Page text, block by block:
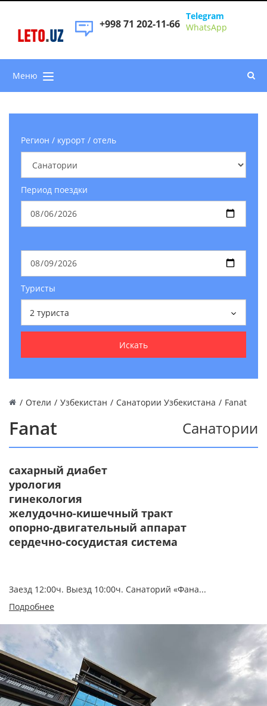
LETO.UZ
+998 71 202-11-66
Telegram
WhatsApp
Меню
Регион / курорт / отель
Период поездки
Туристы
2 туриста
Искать
/ Отели / Узбекистан / Санатории Узбекистана / Fanat
Fanat Санатории
сахарный диабет
урология
гинекология
желудочно-кишечный тракт
опорно-двигательный аппарат
сердечно-сосудистая система
Заезд 12:00ч. Выезд 10:00ч. Санаторий «Фана...
Подробнее